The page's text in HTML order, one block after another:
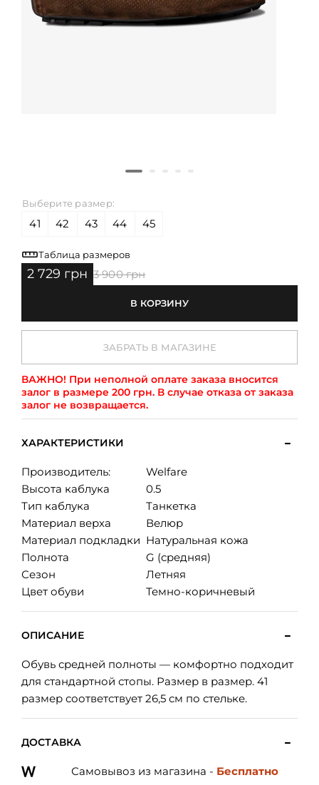
Выберите размер:
41 42 43 44 45
Таблица размеров
2 729 грн 3 900 грн
В КОРЗИНУ
ЗАБРАТЬ В МАГАЗИНЕ
ВАЖНО! При неполной оплате заказа вносится
залог в размере 200 грн. В случае отказа от заказа
залог не возвращается.
ХАРАКТЕРИСТИКИ
Производитель:
Welfare
Высота каблука
0.5
Тип каблука
Танкетка
Материал верха
Велюр
Материал подкладки Натуральная кожа
Полнота
G (средняя)
Сезон
Летняя
Цвет обуви
Темно-коричневый
ОПИСАНИЕ
Обувь средней полноты — комфортно подходит
для стандартной стопы. Размер в размер. 41
размер соответствует 26,5 см по стельке.
ДОСТАВКА
Самовывоз из магазина - Бесплатно